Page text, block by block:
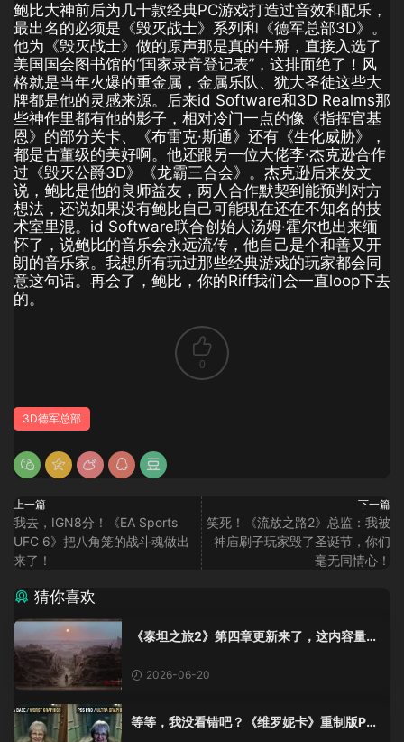
鲍比大神前后为几十款经典PC游戏打造过音效和配乐，
最出名的必须是《毁灭战士》系列和《德军总部3D》。
他为《毁灭战士》做的原声那是真的牛掰，直接入选了
美国国会图书馆的“国家录音登记表”，这排面绝了！风
格就是当年火爆的重金属，金属乐队、犹大圣徒这些大
牌都是他的灵感来源。后来id Software和3D Realms那
些神作里都有他的影子，相对冷门一点的像《指挥官基
恩》的部分关卡、《布雷克·斯通》还有《生化威胁》，
都是古董级的美好啊。他还跟另一位大佬李·杰克逊合作
过《毁灭公爵3D》《龙霸三合会》。杰克逊后来发文
说，鲍比是他的良师益友，两人合作默契到能预判对方
想法，还说如果没有鲍比自己可能现在还在不知名的技
术室里混。id Software联合创始人汤姆·霍尔也出来缅
怀了，说鲍比的音乐会永远流传，他自己是个和善又开
朗的音乐家。我想所有玩过那些经典游戏的玩家都会同
意这句话。再会了，鲍比，你的Riff我们会一直loop下去
的。
0
3D德军总部
上一篇
我去，IGN8分！《EA Sports
UFC 6》把八角笼的战斗魂做出
来了！
下一篇
笑死！《流放之路2》总监：我被
神庙刷子玩家毁了圣诞节，你们
毫无同情心！
猜你喜欢
《泰坦之旅2》第四章更新来了，这内容量感
2026-06-20
等等，我没看错吧？《维罗妮卡》重制版PS